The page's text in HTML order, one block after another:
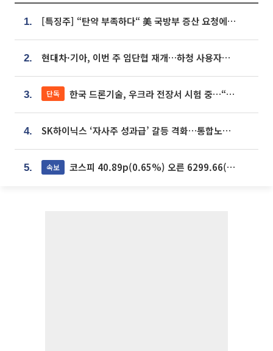
1. [특징주] “탄약 부족하다“ 美 국방부 증산 요청에⋯국내 방산주 급등세
2. 현대차·기아, 이번 주 임단협 재개…하청 사용자성 재심도 ‘변수’
3. 단독 한국 드론기술, 우크라 전장서 시험 중…“스타트업 여러 곳 참여”
4. SK하이닉스 ‘자사주 성과급’ 갈등 격화…통합노조 출범 움직임
5. 속보 코스피 40.89p(0.65%) 오른 6299.66(마감)